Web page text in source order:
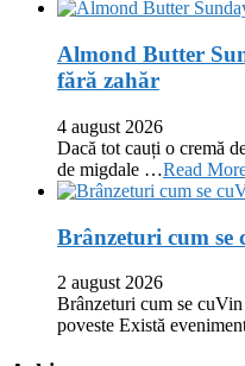
Almond Butter
fără zahăr
4 august 2026
Dacă tot cauți o cremă
de migdale …Read
Brânzeturi cum se
2 august 2026
Brânzeturi cum se
poveste Există